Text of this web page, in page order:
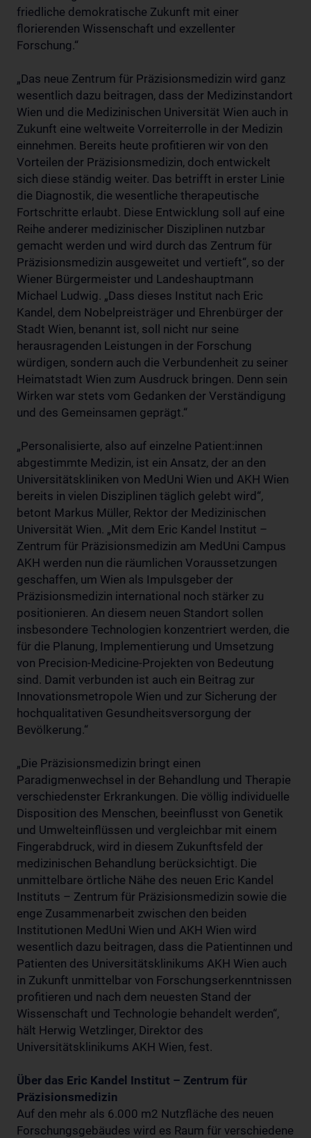
friedliche demokratische Zukunft mit einer
florierenden Wissenschaft und exzellenter
Forschung.“
„Das neue Zentrum für Präzisionsmedizin wird ganz
wesentlich dazu beitragen, dass der Medizinstandort
Wien und die Medizinischen Universität Wien auch in
Zukunft eine weltweite Vorreiterrolle in der Medizin
einnehmen. Bereits heute profitieren wir von den
Vorteilen der Präzisionsmedizin, doch entwickelt
sich diese ständig weiter. Das betrifft in erster Linie
die Diagnostik, die wesentliche therapeutische
Fortschritte erlaubt. Diese Entwicklung soll auf eine
Reihe anderer medizinischer Disziplinen nutzbar
gemacht werden und wird durch das Zentrum für
Präzisionsmedizin ausgeweitet und vertieft“, so der
Wiener Bürgermeister und Landeshauptmann
Michael Ludwig. „Dass dieses Institut nach Eric
Kandel, dem Nobelpreisträger und Ehrenbürger der
Stadt Wien, benannt ist, soll nicht nur seine
herausragenden Leistungen in der Forschung
würdigen, sondern auch die Verbundenheit zu seiner
Heimatstadt Wien zum Ausdruck bringen. Denn sein
Wirken war stets vom Gedanken der Verständigung
und des Gemeinsamen geprägt.“
„Personalisierte, also auf einzelne Patient:innen
abgestimmte Medizin, ist ein Ansatz, der an den
Universitätskliniken von MedUni Wien und AKH Wien
bereits in vielen Disziplinen täglich gelebt wird“,
betont Markus Müller, Rektor der Medizinischen
Universität Wien. „Mit dem Eric Kandel Institut –
Zentrum für Präzisionsmedizin am MedUni Campus
AKH werden nun die räumlichen Voraussetzungen
geschaffen, um Wien als Impulsgeber der
Präzisionsmedizin international noch stärker zu
positionieren. An diesem neuen Standort sollen
insbesondere Technologien konzentriert werden, die
für die Planung, Implementierung und Umsetzung
von Precision-Medicine-Projekten von Bedeutung
sind. Damit verbunden ist auch ein Beitrag zur
Innovationsmetropole Wien und zur Sicherung der
hochqualitativen Gesundheitsversorgung der
Bevölkerung.“
„Die Präzisionsmedizin bringt einen
Paradigmenwechsel in der Behandlung und Therapie
verschiedenster Erkrankungen. Die völlig individuelle
Disposition des Menschen, beeinflusst von Genetik
und Umwelteinflüssen und vergleichbar mit einem
Fingerabdruck, wird in diesem Zukunftsfeld der
medizinischen Behandlung berücksichtigt. Die
unmittelbare örtliche Nähe des neuen Eric Kandel
Instituts – Zentrum für Präzisionsmedizin sowie die
enge Zusammenarbeit zwischen den beiden
Institutionen MedUni Wien und AKH Wien wird
wesentlich dazu beitragen, dass die Patientinnen und
Patienten des Universitätsklinikums AKH Wien auch
in Zukunft unmittelbar von Forschungserkenntnissen
profitieren und nach dem neuesten Stand der
Wissenschaft und Technologie behandelt werden“,
hält Herwig Wetzlinger, Direktor des
Universitätsklinikums AKH Wien, fest.
Über das Eric Kandel Institut – Zentrum für
Präzisionsmedizin
Auf den mehr als 6.000 m2 Nutzfläche des neuen
Forschungsgebäudes wird es Raum für verschiedene